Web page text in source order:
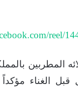
reel/
المطربين
الغناء